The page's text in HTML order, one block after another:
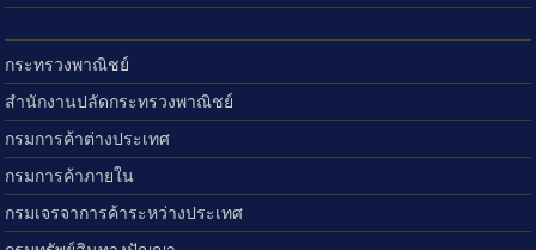
กระทรวงพาณิชย์
สำนักงานปลัดกระทรวงพาณิชย์
กรมการค้าต่างประเทศ
กรมการค้าภายใน
กรมเจรจาการค้าระหว่างประเทศ